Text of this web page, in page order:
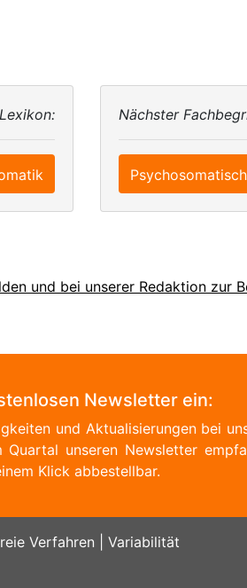
Nächster
und bei unserer Redaktion zur
Newsletter ein:
und Aktualisierungen bei
unseren Newsletter
Klick abbestellbar.
Verfahren Variabilität